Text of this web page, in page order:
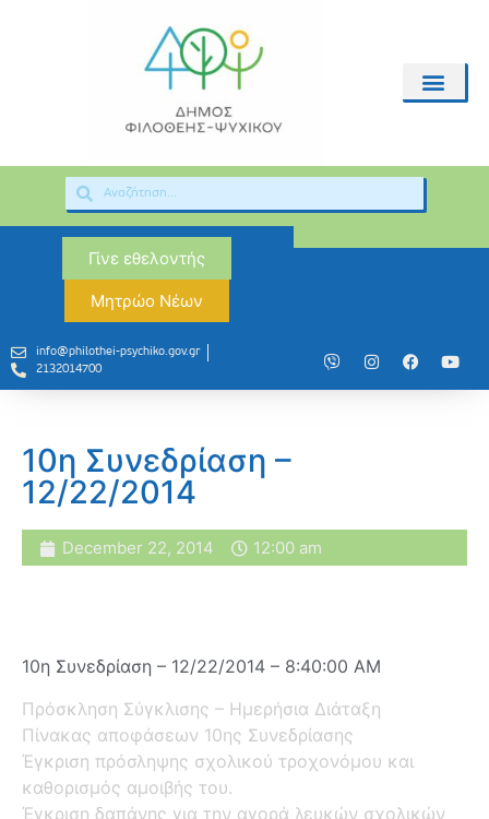
Γίνε εθελοντής
Μητρώο Νέων
info@philothei-psychiko.gov.gr
2132014700
10η Συνεδρίαση –
12/22/2014
December 22, 2014 12:00 am
10η Συνεδρίαση – 12/22/2014 – 8:40:00 AM
Πρόσκληση Σύγκλισης – Ημερήσια Διάταξη
Πίνακας αποφάσεων 10ης Συνεδρίασης
Έγκριση πρόσληψης σχολικού τροχονόμου και
καθορισμός αμοιβής του.
Έγκριση δαπάνης για την αγορά λευκών σχολικών